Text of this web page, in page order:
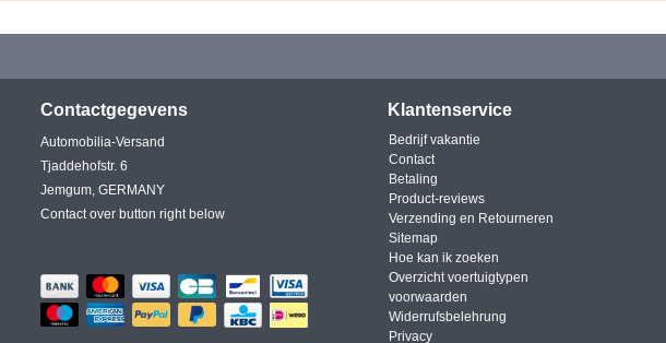
Contactgegevens
Automobilia-Versand
Tjaddehofstr. 6
Jemgum, GERMANY
Contact over button right below
Klantenservice
Bedrijf vakantie
Contact
Betaling
Product-reviews
Verzending en Retourneren
Sitemap
Hoe kan ik zoeken
Overzicht voertuigtypen
voorwaarden
Widerrufsbelehrung
Privacy